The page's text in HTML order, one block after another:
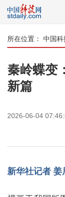
所在位置： 中国
秦岭蝶变
新篇
2026-06-04
新华社记者 姜